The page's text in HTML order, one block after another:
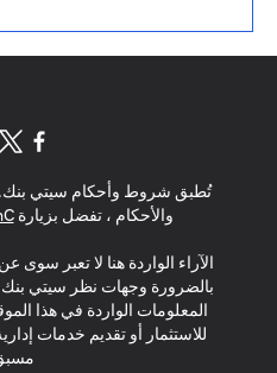
تُطبق شروط وأحكام سيتي
والأحكام ، تفضل بزيارة
الآراء الواردة هنا لا تعبر سوى
بالضرورة وجهات نظر سيتي بنك
المعلومات الواردة في هذا
للاستثمار أو تقديم خدمات